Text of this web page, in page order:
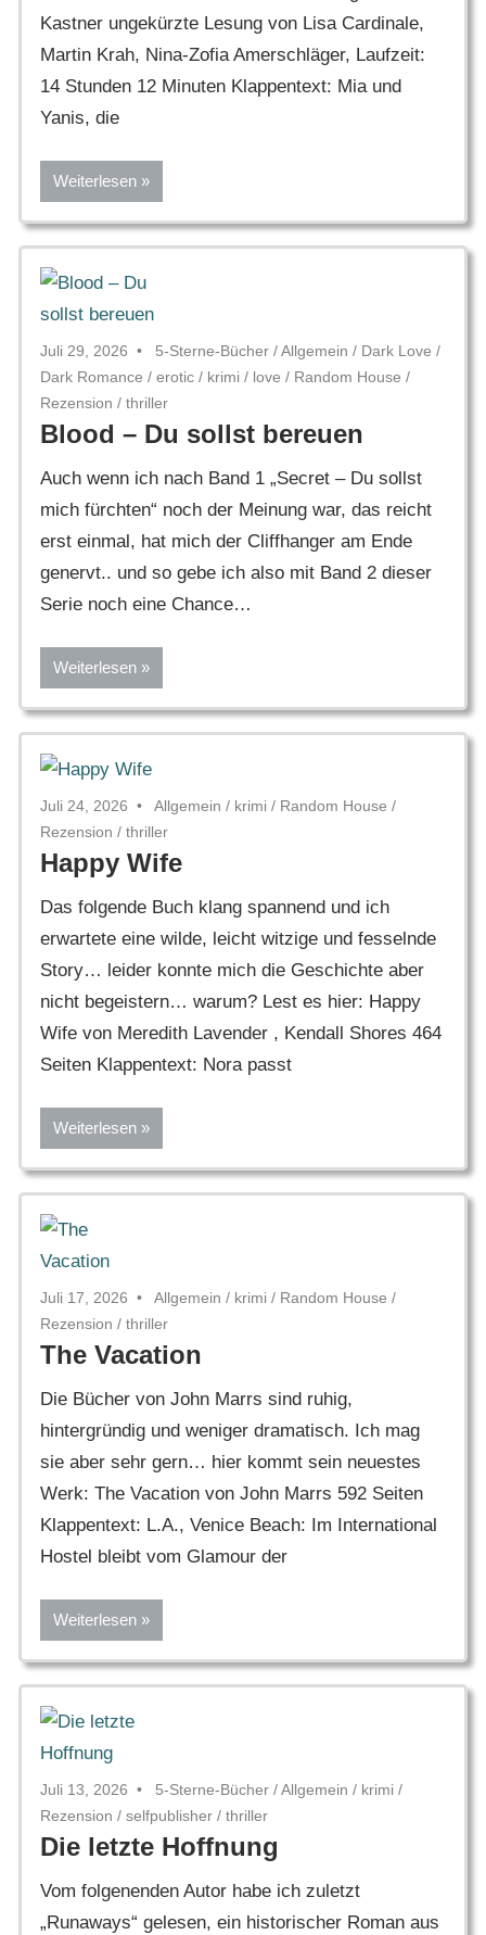
Kastner ungekürzte Lesung von Lisa Cardinale,
Martin Krah, Nina-Zofia Amerschläger, Laufzeit:
14 Stunden 12 Minuten Klappentext: Mia und
Yanis, die
Weiterlesen
Juli 29, 2026 5-Sterne-Bücher /Allgemein / Dark Love /
Dark Romance / erotic / krimi / love / Random House /
Rezension / thriller
Blood – Du sollst bereuen
Auch wenn ich nach Band 1 „Secret – Du sollst
mich fürchten“ noch der Meinung war, das reicht
erst einmal, hat mich der Cliffhanger am Ende
genervt.. und so gebe ich also mit Band 2 dieser
Serie noch eine Chance…
Weiterlesen
Juli 24, 2026 Allgemein / krimi / Random House /
Rezension / thriller
Happy Wife
Das folgende Buch klang spannend und ich
erwartete eine wilde, leicht witzige und fesselnde
Story… leider konnte mich die Geschichte aber
nicht begeistern… warum? Lest es hier: Happy
Wife von Meredith Lavender , Kendall Shores 464
Seiten Klappentext: Nora passt
Weiterlesen
Juli 17, 2026 Allgemein / krimi / Random House /
Rezension / thriller
The Vacation
Die Bücher von John Marrs sind ruhig,
hintergründig und weniger dramatisch. Ich mag
sie aber sehr gern… hier kommt sein neuestes
Werk: The Vacation von John Marrs 592 Seiten
Klappentext: L.A., Venice Beach: Im International
Hostel bleibt vom Glamour der
Weiterlesen
Juli 13, 2026 5-Sterne-Bücher /Allgemein / krimi /
Rezension / selfpublisher / thriller
Die letzte Hoffnung
Vom folgenenden Autor habe ich zuletzt
„Runaways“ gelesen, ein historischer Roman aus